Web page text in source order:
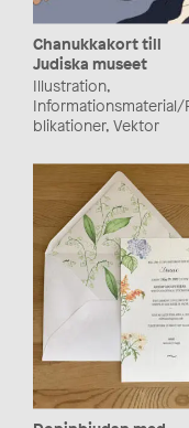
Chanukkakort till
Judiska museet
Illustration,
Informationsmaterial/
blikationer, Vektor